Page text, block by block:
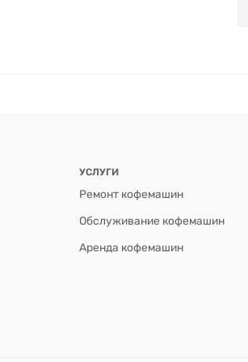
УСЛУГИ
Ремонт кофемашин
Обслуживание кофемашин
Аренда кофемашин